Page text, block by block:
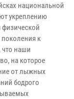
национальной
укреплению
к
что наши
на которое
от лыжных
бодрого